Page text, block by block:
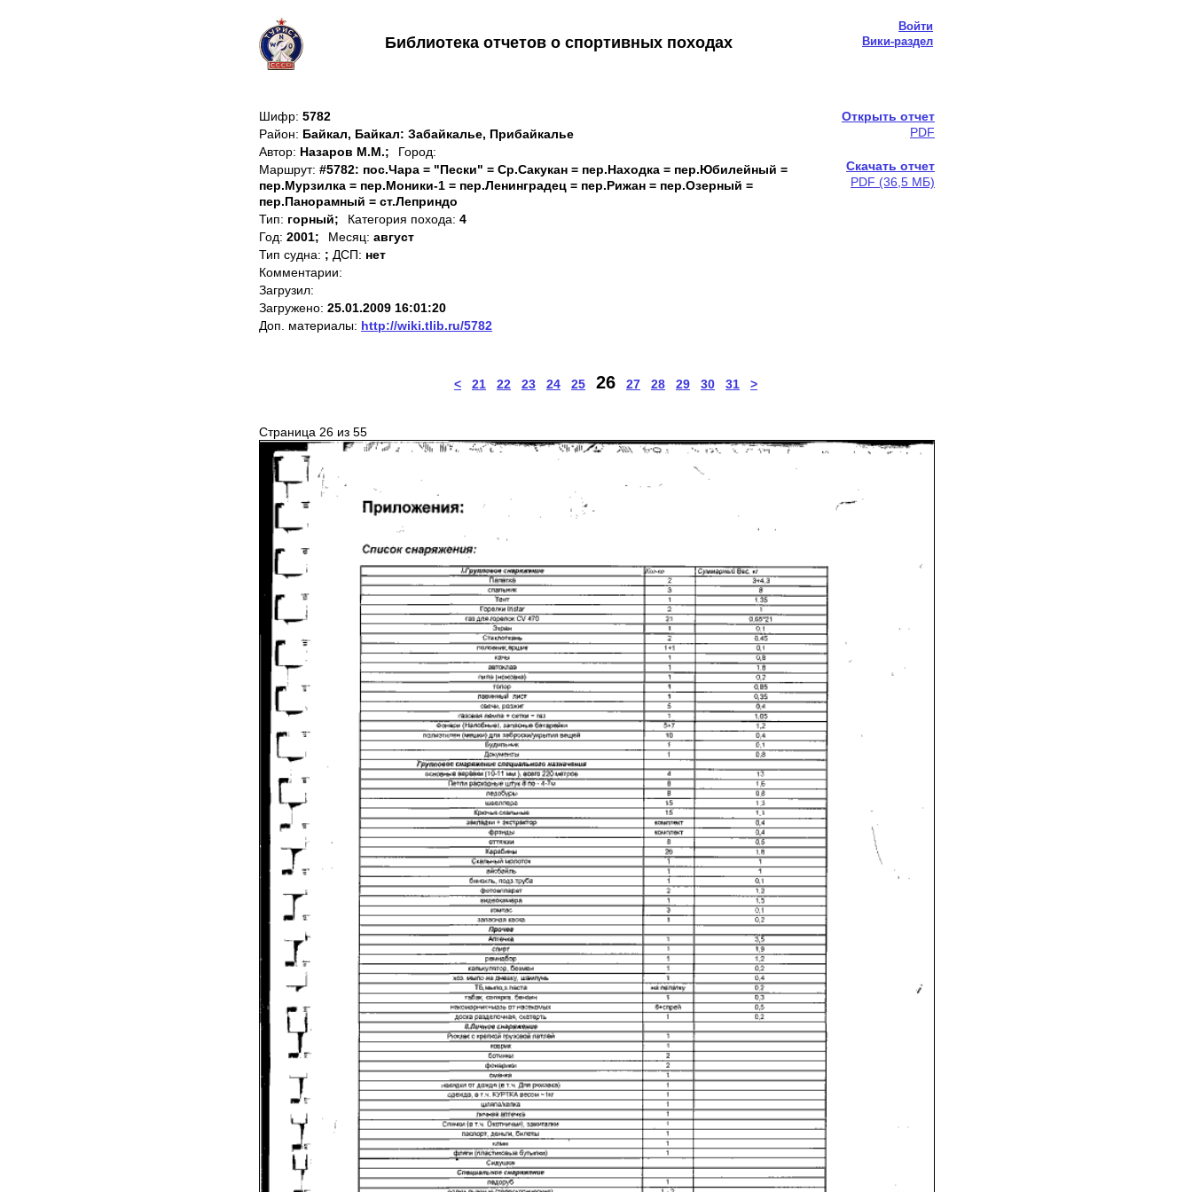
Войти
Библиотека отчетов о спортивных походах Вики-раздел
Шифр: 5782
Район: Байкал, Байкал: Забайкалье, Прибайкалье
Автор: Назаров М.М.;
Город:
Маршрут: #5782: пос.Чара = "Пески" = Ср.Сакукан = пер.Находка = пер.Юбилейный =
пер.Мурзилка = пер.Моники-1 = пер.Ленинградец = пер.Рижан = пер.Озерный =
пер.Панорамный = ст.Леприндо
Тип: горный; Категория похода: 4
Год: 2001; Месяц: август
Тип судна: ; ДСП: нет
Комментарии:
Загрузил:
Загружено: 25.01.2009 16:01:20
Доп. материалы: http://wiki.tlib.ru/5782
Открыть отчет
PDF
Скачать отчет
PDF (36,5 МБ)
< 21 22 23 24 25 26 27 28 29 30 31 >
Страница 26 из 55